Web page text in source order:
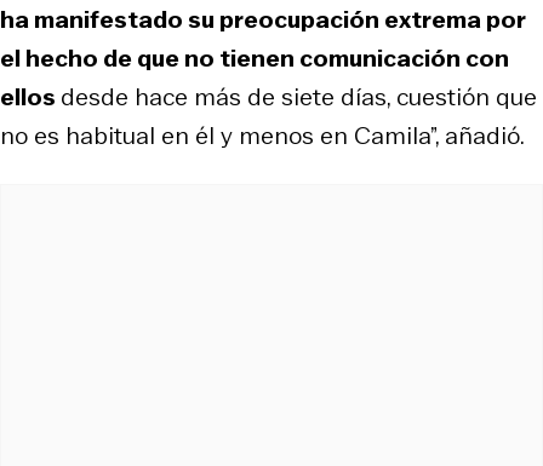
ha manifestado su preocupación extrema por
el hecho de que no tienen comunicación con
ellos desde hace más de siete días, cuestión que
no es habitual en él y menos en Camila”, añadió.